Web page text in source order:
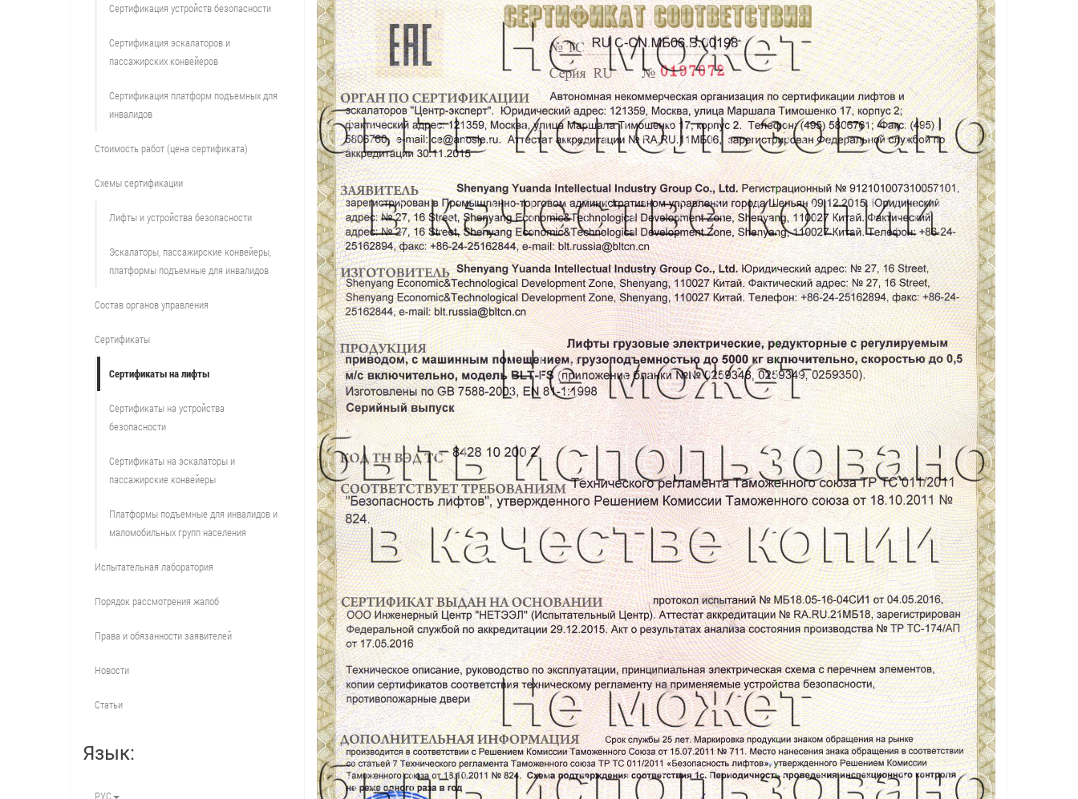
Сертификация устройств безопасности
Сертификация эскалаторов и
пассажирских конвейеров
Сертификация платформ подъемных для
инвалидов
Стоимость работ (цена сертификата)
Схемы сертификации
Лифты и устройства безопасности
Эскалаторы, пассажирские конвейеры,
платформы подъемные для инвалидов
Состав органов управления
Сертификаты
Сертификаты на лифты
Сертификаты на устройства
безопасности
Сертификаты на эскалаторы и
пассажирские конвейеры
Платформы подъемные для инвалидов и
маломобильных групп населения
Испытательная лаборатория
Порядок рассмотрения жалоб
Права и обязанности заявителей
Новости
Статьи
Язык: